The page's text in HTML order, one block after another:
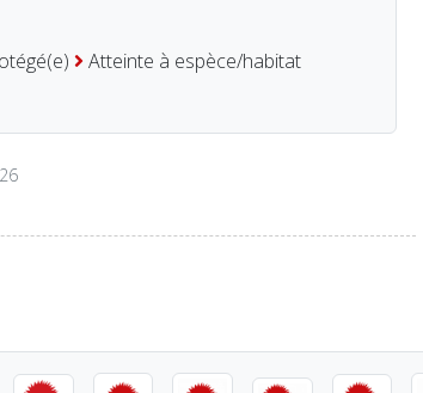
Atteinte à espèce/habitat